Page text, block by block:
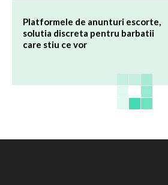
Platformele de anunturi escorte,
solutia discreta pentru barbatii
care stiu ce vor